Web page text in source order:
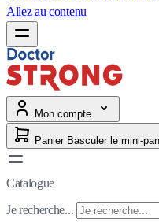
Allez au contenu
Mon compte
Panier
Catalogue
Je recherche...